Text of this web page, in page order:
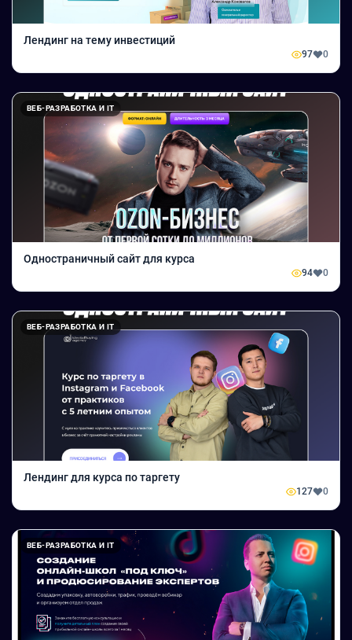
Лендинг на тему инвестиций
97 0
ВЕБ-РАЗРАБОТКА И IT
Одностраничный сайт для курса
94 0
ВЕБ-РАЗРАБОТКА И IT
Лендинг для курса по таргету
127 0
ВЕБ-РАЗРАБОТКА И IT